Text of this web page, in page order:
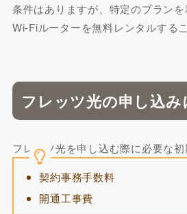
条件はありますが、特定のプラン
Wi-Fiルーターを無料レンタルする
フレッツ光の申し込み
フレッツ光を申し込む際に必要な初
契約事務手数料
開通工事費